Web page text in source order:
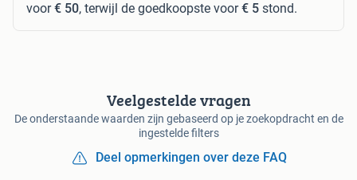
voor€ 50, terwijl de goedkoopste voor€ 5 stond.
Veelgestelde vragen
De onderstaande waarden zijn gebaseerd op je zoekopdracht en de
ingestelde filters
Deel opmerkingen over deze FAQ